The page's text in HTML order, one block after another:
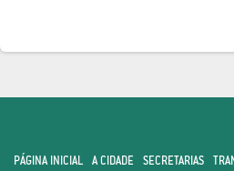
PÁGINA INICIAL A CIDADE SECRETARIAS